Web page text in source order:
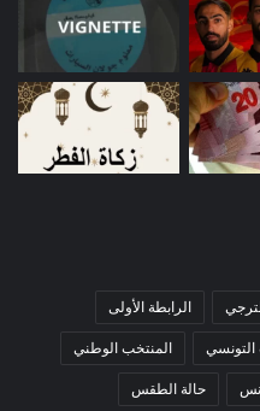
الرابطة الأولى
التونسي المنتخب الوطني
حالة الطقس